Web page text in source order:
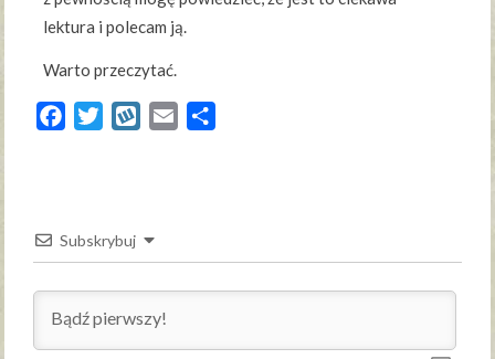
lektura i polecam ją.
Warto przeczytać.
FacebookTwitterWykopEmail
Subskrybuj